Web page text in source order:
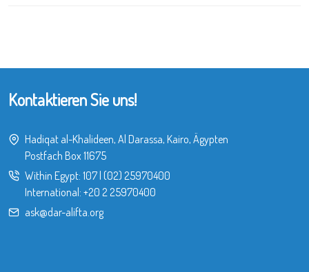
Kontaktieren Sie uns!
Hadiqat al-Khalideen, Al Darassa, Kairo, Ägypten
Postfach Box 11675
Within Egypt: 107| (02) 25970400
International: +20 2 25970400
ask@dar-alifta.org